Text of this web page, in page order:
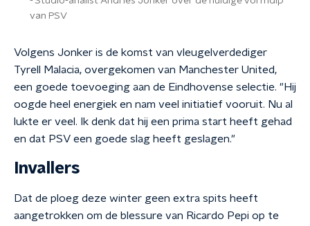
van PSV
Volgens Jonker is de komst van vleugelverdediger
Tyrell Malacia, overgekomen van Manchester United,
een goede toevoeging aan de Eindhovense selectie. "Hij
oogde heel energiek en nam veel initiatief vooruit. Nu al
lukte er veel. Ik denk dat hij een prima start heeft gehad
en dat PSV een goede slag heeft geslagen."
Invallers
Dat de ploeg deze winter geen extra spits heeft
aangetrokken om de blessure van Ricardo Pepi op te